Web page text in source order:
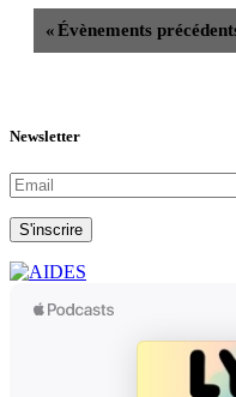
«Évènements
Newsletter
S'inscrire